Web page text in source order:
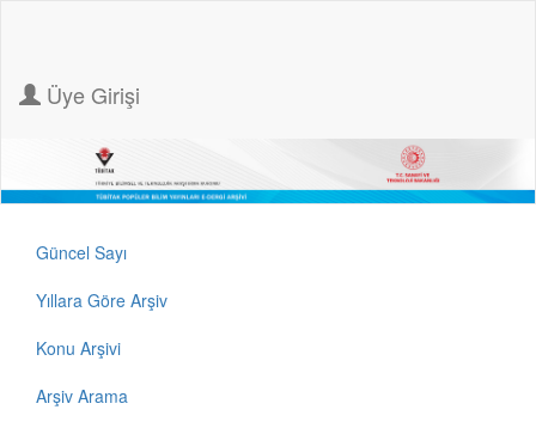
Üye Girişi
Güncel Sayı
Yıllara Göre Arşiv
Konu Arşivi
Arşiv Arama